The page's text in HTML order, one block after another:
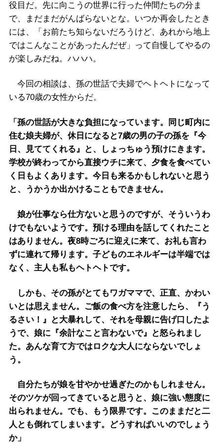
役目だ。先に向こうの世界に行った仲間たちの分ま
で、まだまだがんばらないとな。いつか再会したとき
には、「お前たち知らないだろうけど、あれから地上
ではこんなことがあったんだぜ」って自慢してやるの
が楽しみだね。ハハハ。
今回の相談は、孫の世話で夫婦でヘトヘトになって
いる70歳の女性からだ。
「孫の世話が大きな負担になっています。同じ町内に
住む娘夫婦が、休日になると7歳の男の子の孫を『今
日、見ててくれる』と、しょっちゅう預けにきます。
学校が終わってから直接ウチに来て、夕食を食べてい
く日もよくあります。今日も来るかもしれないと思う
と、うかうか出かけることもできません。
娘が仕事なら仕方ないと思うのですが、そういうわ
けでもないようです。預ける理由を話してくれたこと
はありません。夜8時ごろに迎えに来て、お礼も言わ
ずに連れて帰ります。子どものエネルギーは半端では
なく、主人も私もヘトヘトです。
しかも、その孫がとてもワガママで、正直、かわい
いとは思えません。ご飯の食べ方を注意したら、『う
るさい！』と大暴れして、それを母親に告げ口したよ
うで、娘に『余計なこと言わないで』と怒られまし
た。あんな育て方ではロクな大人にならないでしょ
う。
自分たちが娘を甘やかせ過ぎたのかもしれません。
そのツケが回ってきていると思うと、娘に強い態度に
出られません。でも、もう限界です。このままだと二
人とも倒れてしまいます。どうすればいいのでしょう
か」